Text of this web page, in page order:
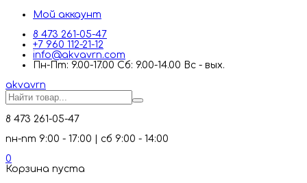
Мой аккаунт
8 473 261-05-47
+7 960 112-21-12
info@akvavrn.com
Пн-Пт: 9.00-17.00 Сб: 9.00-14.00 Вс - вых.
akvavrn
8 473 261-05-47
пн-пт 9:00 - 17:00 | сб 9:00 - 14:00
0
Корзина пуста